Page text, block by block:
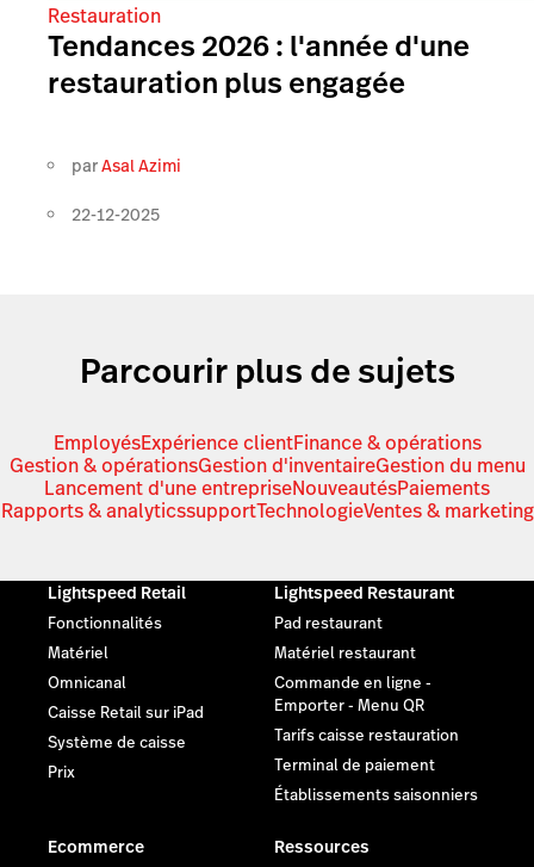
Restauration
Tendances 2026 : l'année d'une
restauration plus engagée
parAsal Azimi
22-12-2025
Parcourir plus de sujets
EmployésExpérience clientFinance & opérations
Gestion & opérationsGestion d'inventaireGestion du menu
Lancement d'une entrepriseNouveautésPaiements
Rapports & analyticssupportTechnologieVentes & marketing
Lightspeed Retail
Fonctionnalités
Matériel
Omnicanal
Caisse Retail sur iPad
Système de caisse
Prix
Lightspeed Restaurant
Pad restaurant
Matériel restaurant
Commande en ligne -
Emporter - Menu QR
Tarifs caisse restauration
Terminal de paiement
Établissements saisonniers
Ecommerce Ressources